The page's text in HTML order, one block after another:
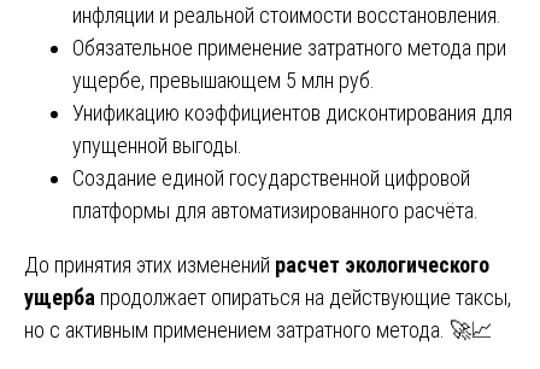
инфляции и реальной стоимости восстановления.
Обязательное применение затратного метода при
ущербе, превышающем 5 млн руб.
Унификацию коэффициентов дисконтирования для
упущенной выгоды.
Создание единой государственной цифровой
платформы для автоматизированного расчёта.
До принятия этих изменений расчет экологического
ущерба продолжает опираться на действующие таксы,
но с активным применением затратного метода. 🚀📈